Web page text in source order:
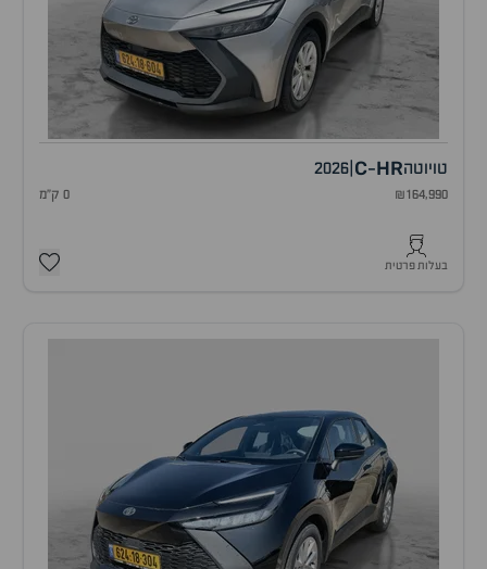
טויוטה C-HR
2026
₪164,990 0 ק"מ
בעלות פרטית